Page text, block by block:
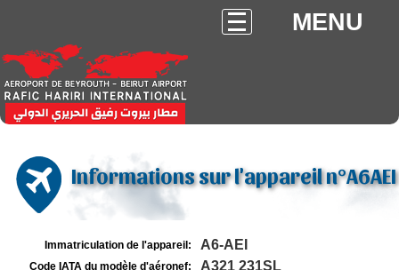
MENU
Informations sur l'appareil n°A6AEI
Immatriculation de l'appareil: A6-AEI
Code IATA du modèle d'aéronef: A321 231SL